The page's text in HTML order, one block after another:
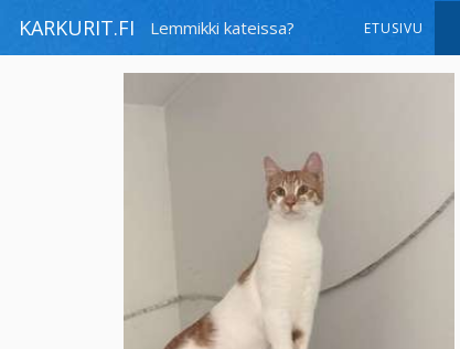
KARKURIT.FI Lemmikki kateissa? ETUSIVU